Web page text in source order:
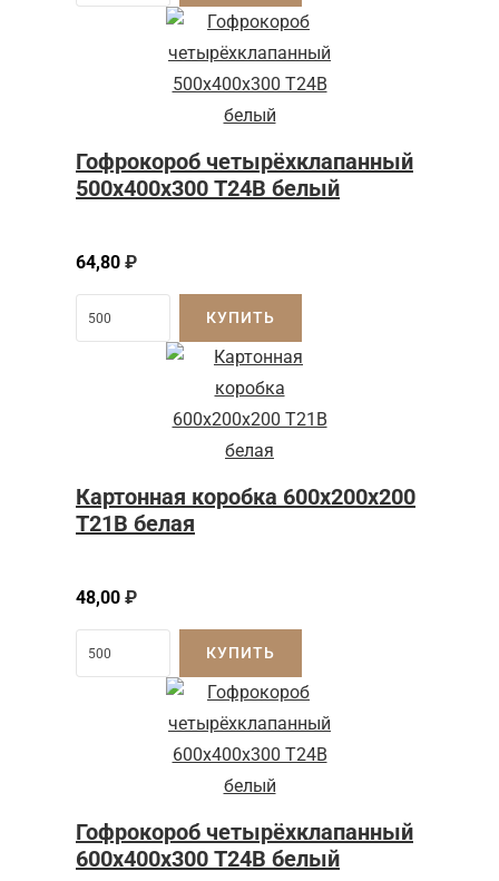
Гофрокороб четырёхклапанный
500х400х300 Т24В белый
64,80 ₽
КУПИТЬ
Картонная коробка 600x200x200
Т21B белая
48,00 ₽
КУПИТЬ
Гофрокороб четырёхклапанный
600х400х300 Т24В белый